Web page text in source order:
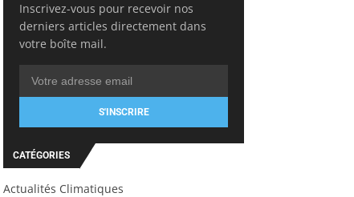
Inscrivez-vous pour recevoir nos
derniers articles directement dans
votre boîte mail.
S'INSCRIRE
CATÉGORIES
Actualités Climatiques